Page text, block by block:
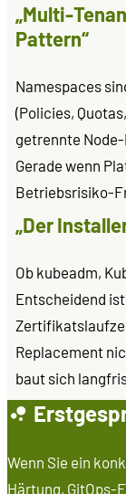
„Multi-
Pattern“
Namespaces
(Policies,
getrennte
Gerade wenn
Betriebsrisiko-
„Der
Ob kubeadm,
Entscheidend
Replacement
baut sich
Wenn Sie ein
Härtung, GitOps-